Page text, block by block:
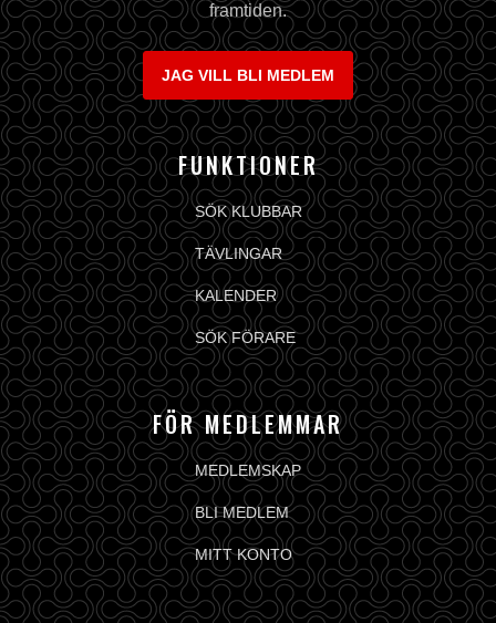
framtiden.
JAG VILL BLI MEDLEM
FUNKTIONER
SÖK KLUBBAR
TÄVLINGAR
KALENDER
SÖK FÖRARE
FÖR MEDLEMMAR
MEDLEMSKAP
BLI MEDLEM
MITT KONTO